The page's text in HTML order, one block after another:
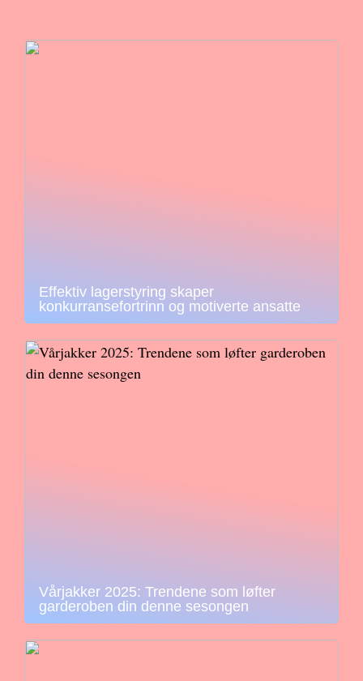
Effektiv lagerstyring skaper
konkurransefortrinn og motiverte ansatte
Vårjakker 2025: Trendene som løfter
garderoben din denne sesongen